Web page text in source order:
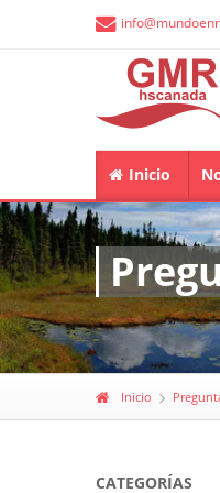
Inicio
Inicio
CATEGORÍAS